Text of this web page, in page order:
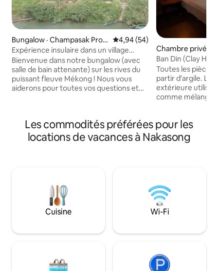
Bungalow · Champasak Provi
nce
Note moyenne de 4,94 sur 5,
4,94 (54)
Expérience insulaire dans un village
traditionnel du Laos
Bienvenue dans notre bungalow (avec
salle de bain attenante) sur les rives du
puissant fleuve Mékong ! Nous vous
aiderons pour toutes vos questions et
et un transport ultérieur. Notre île est
très traditionnelle et il n'y a pas de
routes, seulement des chemins et des
(4000 îles) dans l'extrême sud du Laos !
Chambre privée ·
Ban Din (Clay
Toutes les pièces
partir d'argile. La
extérieure utilise
comme mélange.
internationales.
préfèrent une
chimiques,
besoin d'un abri
et convivial
actuelle.
Les commodités préférées pour les
locations de vacances à Nakasong
Cuisine Wi-Fi